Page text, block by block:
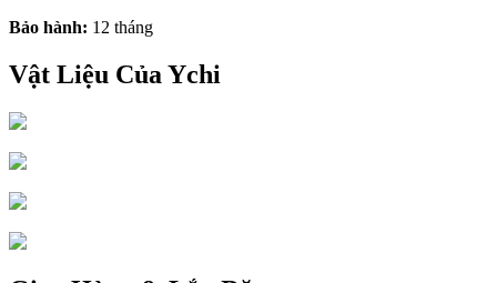
Bảo hành: 12 tháng
Vật Liệu Của Ychi